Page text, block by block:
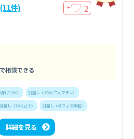
(11件) ＋ 2
相談できる
L/1DK） 引越し（2DK/二人プラン）
引越し（4DK以上） 引越し（オフィス移転）
詳細を見る